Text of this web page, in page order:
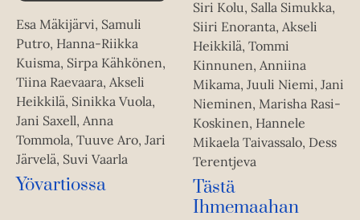
Esa Mäkijärvi, Samuli
Putro, Hanna-Riikka
Kuisma, Sirpa Kähkönen,
Tiina Raevaara, Akseli
Heikkilä, Sinikka Vuola,
Jani Saxell, Anna
Tommola, Tuuve Aro, Jari
Järvelä, Suvi Vaarla
Yövartiossa
Siri Kolu, Salla Simukka,
Siiri Enoranta, Akseli
Heikkilä, Tommi
Kinnunen, Anniina
Mikama, Juuli Niemi, Jani
Nieminen, Marisha Rasi-
Koskinen, Hannele
Mikaela Taivassalo, Dess
Terentjeva
Tästä
Ihmemaahan